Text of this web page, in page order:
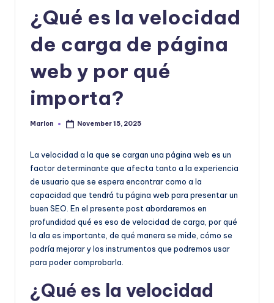
D
is
¿Qué es la velocidad
de carga de página
web y por qué
importa?
Posted
Marlon November 15, 2025
La velocidad a la que se cargan una página web es un
factor determinante que afecta tanto a la experiencia
de usuario que se espera encontrar como a la
capacidad que tendrá tu página web para presentar un
buen SEO. En el presente post abordaremos en
profundidad qué es eso de velocidad de carga, por qué
la ala es importante, de qué manera se mide, cómo se
podría mejorar y los instrumentos que podremos usar
para poder comprobarla.
¿Qué es la velocidad